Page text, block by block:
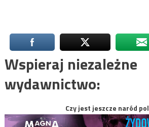
Wspieraj niezależne
wydawnictwo:
Czy jest jeszcze naród